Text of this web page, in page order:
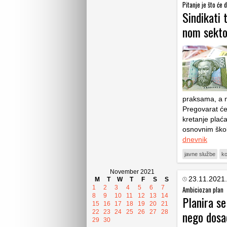
November 2021
M
T W T F S
S
1
2 3 4 5 6
7
8
9 10 11 12 13
14
15
16 17 18 19 20
21
22
23 24 25 26 27
28
29
30
Pitanje je što će
Sin­di­kati
nom
praksama, a
Pregovarat
kretanje
osnovnim
dnevnik
javne službe
Ambiciozan plan
Planira
nego